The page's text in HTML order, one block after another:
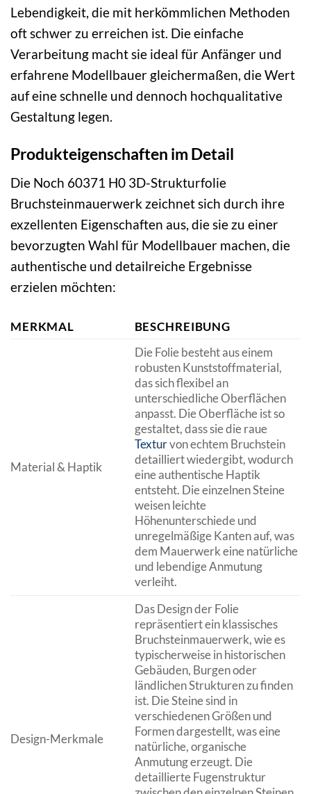
Lebendigkeit, die mit herkömmlichen Methoden
oft schwer zu erreichen ist. Die einfache
Verarbeitung macht sie ideal für Anfänger und
erfahrene Modellbauer gleichermaßen, die Wert
auf eine schnelle und dennoch hochqualitative
Gestaltung legen.
Produkteigenschaften im Detail
Die Noch 60371 H0 3D-Strukturfolie
Bruchsteinmauerwerk zeichnet sich durch ihre
exzellenten Eigenschaften aus, die sie zu einer
bevorzugten Wahl für Modellbauer machen, die
authentische und detailreiche Ergebnisse
erzielen möchten:
MERKMAL BESCHREIBUNG
Material & Haptik
Die Folie besteht aus einem
robusten Kunststoffmaterial,
das sich flexibel an
unterschiedliche Oberflächen
anpasst. Die Oberfläche ist so
gestaltet, dass sie die raue
Texturvon echtem Bruchstein
detailliert wiedergibt, wodurch
eine authentische Haptik
entsteht. Die einzelnen Steine
weisen leichte
Höhenunterschiede und
unregelmäßige Kanten auf, was
dem Mauerwerk eine natürliche
und lebendige Anmutung
verleiht.
Design-Merkmale
Das Design der Folie
repräsentiert ein klassisches
Bruchsteinmauerwerk, wie es
typischerweise in historischen
Gebäuden, Burgen oder
ländlichen Strukturen zu finden
ist. Die Steine sind in
verschiedenen Größen und
Formen dargestellt, was eine
natürliche, organische
Anmutung erzeugt. Die
detaillierte Fugenstruktur